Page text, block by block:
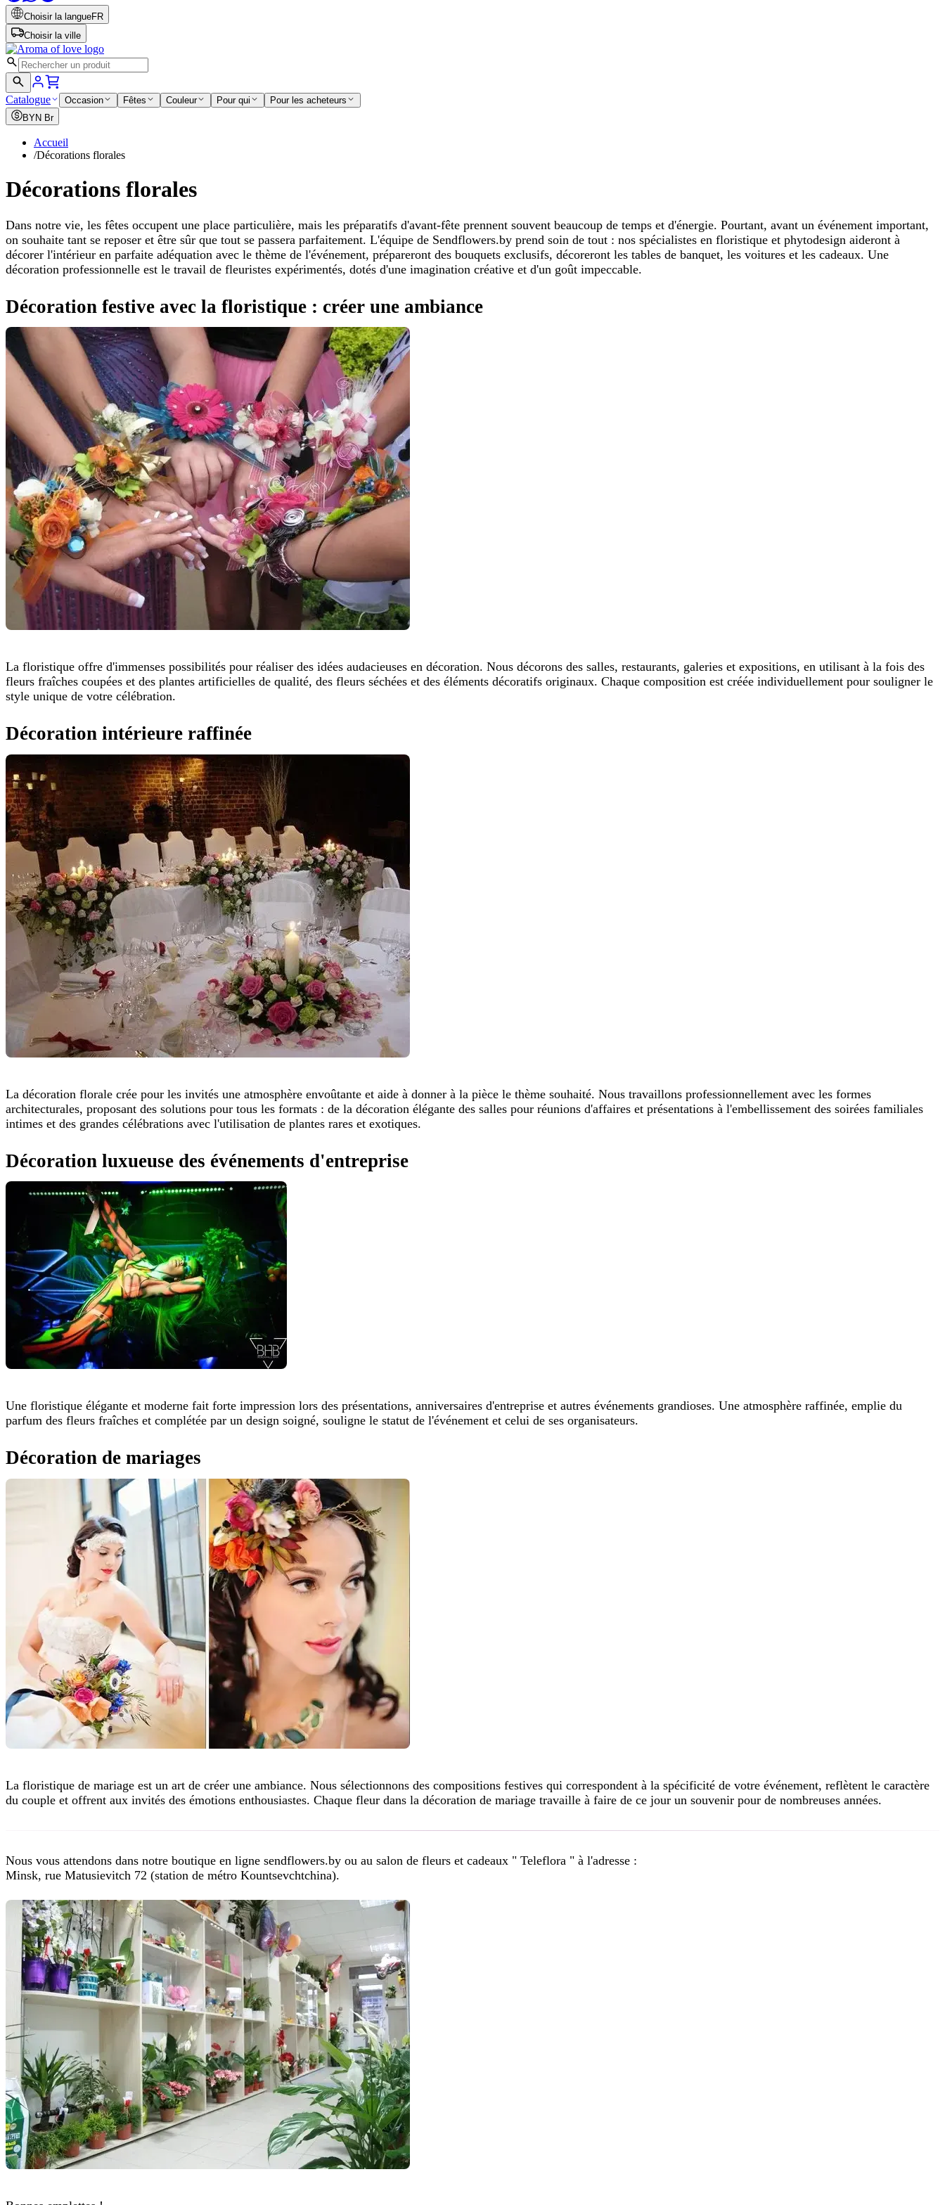
Choisir la langueFR
Choisir la ville
Catalogue Occasion Fêtes Couleur Pour qui
Pour les acheteurs
BYN Br
Accueil
/Décorations florales
Décorations florales
Dans notre vie, les fêtes occupent une place particulière, mais les préparatifs d'avant-fête prennent souvent beaucoup de temps et d'énergie. Pourtant, avant un événement important,
on souhaite tant se reposer et être sûr que tout se passera parfaitement. L'équipe de Sendflowers.by prend soin de tout : nos spécialistes en floristique et phytodesign aideront à
décorer l'intérieur en parfaite adéquation avec le thème de l'événement, prépareront des bouquets exclusifs, décoreront les tables de banquet, les voitures et les cadeaux. Une
décoration professionnelle est le travail de fleuristes expérimentés, dotés d'une imagination créative et d'un goût impeccable.
Décoration festive avec la floristique : créer une ambiance
La floristique offre d'immenses possibilités pour réaliser des idées audacieuses en décoration. Nous décorons des salles, restaurants, galeries et expositions, en utilisant à la fois des
fleurs fraîches coupées et des plantes artificielles de qualité, des fleurs séchées et des éléments décoratifs originaux. Chaque composition est créée individuellement pour souligner le
style unique de votre célébration.
Décoration intérieure raffinée
La décoration florale crée pour les invités une atmosphère envoûtante et aide à donner à la pièce le thème souhaité. Nous travaillons professionnellement avec les formes
architecturales, proposant des solutions pour tous les formats : de la décoration élégante des salles pour réunions d'affaires et présentations à l'embellissement des soirées familiales
intimes et des grandes célébrations avec l'utilisation de plantes rares et exotiques.
Décoration luxueuse des événements d'entreprise
Une floristique élégante et moderne fait forte impression lors des présentations, anniversaires d'entreprise et autres événements grandioses. Une atmosphère raffinée, emplie du
parfum des fleurs fraîches et complétée par un design soigné, souligne le statut de l'événement et celui de ses organisateurs.
Décoration de mariages
La floristique de mariage est un art de créer une ambiance. Nous sélectionnons des compositions festives qui correspondent à la spécificité de votre événement, reflètent le caractère
du couple et offrent aux invités des émotions enthousiastes. Chaque fleur dans la décoration de mariage travaille à faire de ce jour un souvenir pour de nombreuses années.
Nous vous attendons dans notre boutique en ligne sendflowers.by ou au salon de fleurs et cadeaux " Teleflora " à l'adresse :
Minsk, rue Matusievitch 72 (station de métro Kountsevchtchina).